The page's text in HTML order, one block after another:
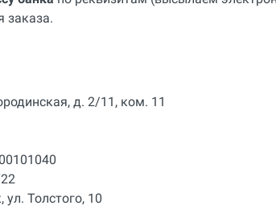
заказа.
д. 2/11, ком. 11
Толстого, 10